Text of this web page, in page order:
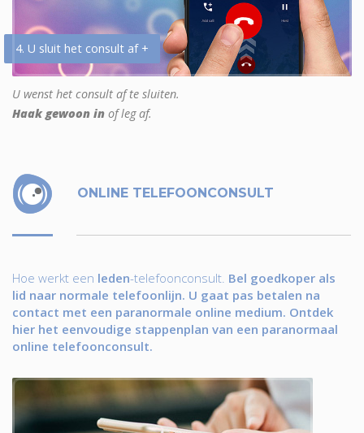
4. U sluit het consult af +
U wenst het consult af te sluiten.
Haak gewoon in of leg af.
ONLINE TELEFOONCONSULT
Hoe werkt een leden-telefoonconsult. Bel goedkoper als
lid naar normale telefoonlijn. U gaat pas betalen na
contact met een paranormale online medium. Ontdek
hier het eenvoudige stappenplan van een paranormaal
online telefoonconsult.